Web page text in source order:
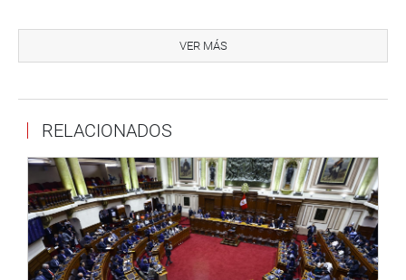
investigaciones más grandes y complejas que ha
realizado el Congreso. Puso como ejemplo, que solo la
Otro ejemplo de este accionar fue el caso del
hospital ‘Antonio Lorena’ en el Cusco. Allí se acordó
cambiar el contrato otorgando adelantos de pago por
obras, es decir las empresas brasileñas trabajaban con el
dinero del Estado.
Informó que la construcción del Gasoducto del Sur
VER MÁS
RELACIONADOS